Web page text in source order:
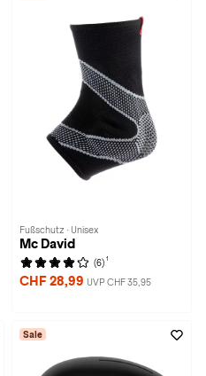
Fußschutz · Unisex
Mc David
(6) 1
CHF 28,99 UVP CHF 35,95
Sale